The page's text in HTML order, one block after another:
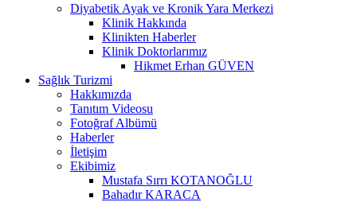
Diyabetik Ayak ve Kronik Yara Merkezi
Klinik Hakkında
Klinikten Haberler
Klinik Doktorlarımız
Hikmet Erhan GÜVEN
Sağlık Turizmi
Hakkımızda
Tanıtım Videosu
Fotoğraf Albümü
Haberler
İletişim
Ekibimiz
Mustafa Sırrı KOTANOĞLU
Bahadır KARACA